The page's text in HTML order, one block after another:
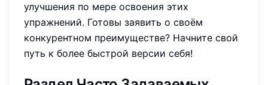
улучшения по мере освоения этих
упражнений. Готовы заявить о своём
конкурентном преимуществе? Начните свой
путь к более быстрой версии себя!